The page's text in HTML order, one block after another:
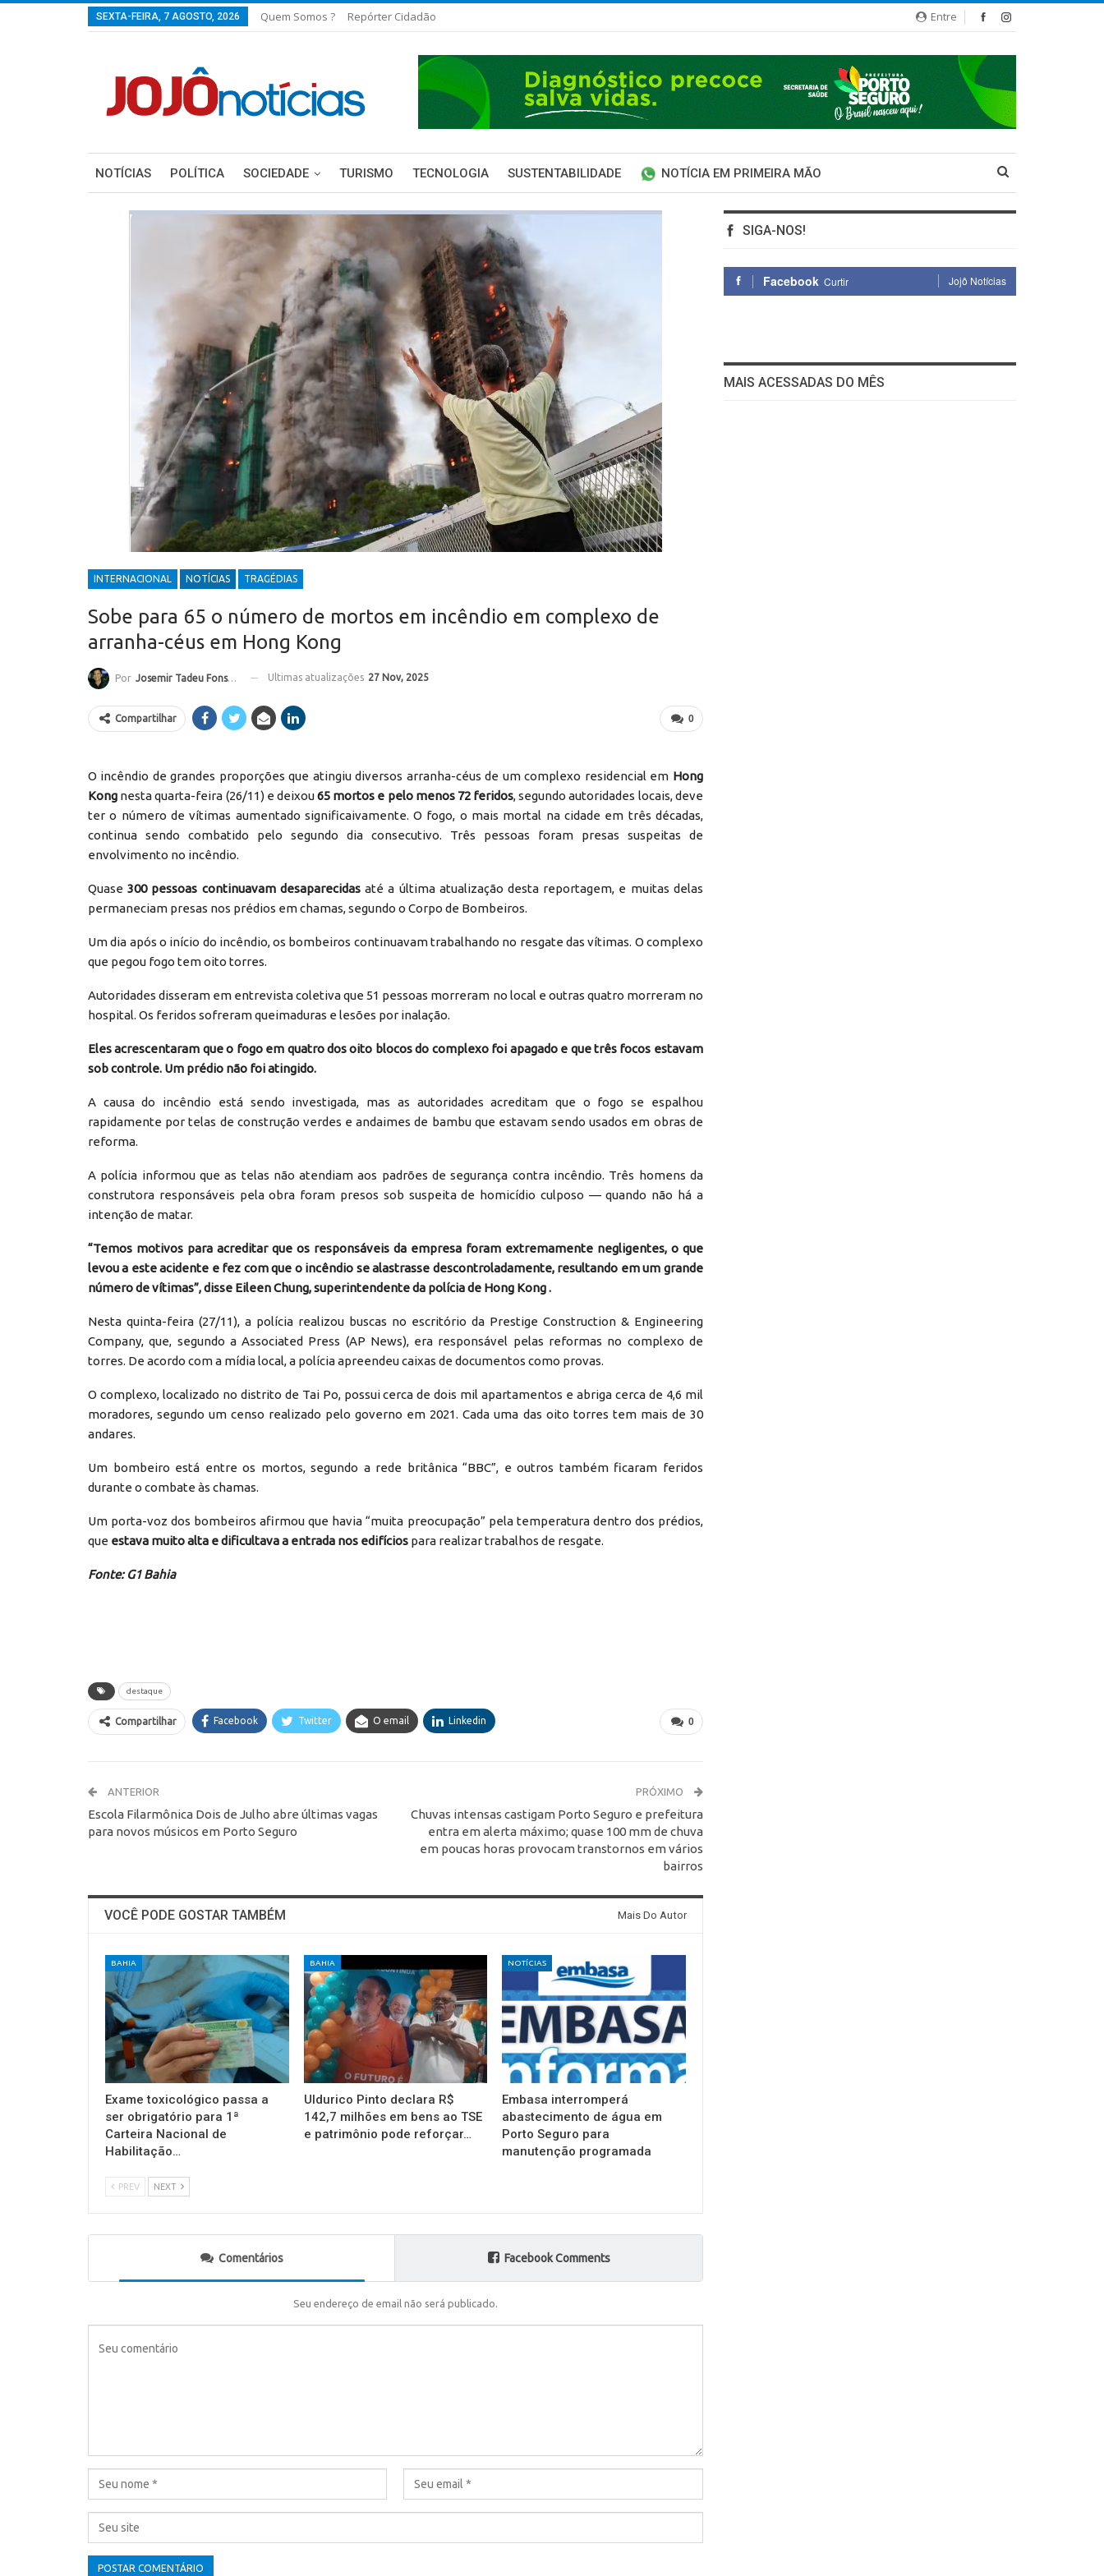
Entre
SEXTA-FEIRA, 7 AGOSTO, 2026 Quem Somos ? Repórter Cidadão
NOTÍCIAS POLÍTICA SOCIEDADE TURISMO TECNOLOGIA SUSTENTABILIDADE NOTÍCIA EM PRIMEIRA MÃO
INTERNACIONAL NOTÍCIAS TRAGÉDIAS
Sobe para 65 o número de mortos em incêndio em complexo de
arranha-céus em Hong Kong
Por Josemir Tadeu Fonseca Ultimas atualizações 27 Nov, 2025
0
Compartilhar
O incêndio de grandes proporções que atingiu diversos arranha-céus de um complexo residencial em Hong
Kong nesta quarta-feira (26/11) e deixou65 mortos e pelo menos 72 feridos, segundo autoridades locais, deve
ter o número de vítimas aumentado significaivamente. O fogo, o mais mortal na cidade em três décadas,
continua sendo combatido pelo segundo dia consecutivo. Três pessoas foram presas suspeitas de
envolvimento no incêndio.
Quase300 pessoas continuavam desaparecidasaté a última atualização desta reportagem, e muitas delas
permaneciam presas nos prédios em chamas, segundo o Corpo de Bombeiros.
Um dia após o início do incêndio, os bombeiros continuavam trabalhando no resgate das vítimas. O complexo
que pegou fogo tem oito torres.
Autoridades disseram em entrevista coletiva que 51 pessoas morreram no local e outras quatro morreram no
hospital. Os feridos sofreram queimaduras e lesões por inalação.
Eles acrescentaram que o fogo em quatro dos oito blocos do complexo foi apagado e que três focos estavam
sob controle. Um prédio não foi atingido.
A causa do incêndio está sendo investigada, mas as autoridades acreditam que o fogo se espalhou
rapidamente por telas de construção verdes e andaimes de bambu que estavam sendo usados em obras de
reforma.
A polícia informou que as telas não atendiam aos padrões de segurança contra incêndio. Três homens da
construtora responsáveis pela obra foram presos sob suspeita de homicídio culposo — quando não há a
intenção de matar.
“Temos motivos para acreditar que os responsáveis ​​da empresa foram extremamente negligentes, o que
levou a este acidente e fez com que o incêndio se alastrasse descontroladamente, resultando em um grande
número de vítimas”, disse Eileen Chung, superintendente da polícia de Hong Kong .
Nesta quinta-feira (27/11), a polícia realizou buscas no escritório da Prestige Construction & Engineering
Company, que, segundo a Associated Press (AP News), era responsável pelas reformas no complexo de
torres. De acordo com a mídia local, a polícia apreendeu caixas de documentos como provas.
O complexo, localizado no distrito de Tai Po, possui cerca de dois mil apartamentos e abriga cerca de 4,6 mil
moradores, segundo um censo realizado pelo governo em 2021. Cada uma das oito torres tem mais de 30
andares.
Um bombeiro está entre os mortos, segundo a rede britânica “BBC”, e outros também ficaram feridos
durante o combate às chamas.
Um porta-voz dos bombeiros afirmou que havia “muita preocupação” pela temperatura dentro dos prédios,
que estava muito alta e dificultava a entrada nos edifícios para realizar trabalhos de resgate.
Fonte: G1 Bahia
destaque
0
Compartilhar Facebook Twitter O email Linkedin
ANTERIOR
Escola Filarmônica Dois de Julho abre últimas vagas
para novos músicos em Porto Seguro
PRÓXIMO
Chuvas intensas castigam Porto Seguro e prefeitura
entra em alerta máximo; quase 100 mm de chuva
em poucas horas provocam transtornos em vários
bairros
VOCÊ PODE GOSTAR TAMBÉM Mais Do Autor
BAHIA
Exame toxicológico passa a
ser obrigatório para 1ª
Carteira Nacional de
Habilitação…
BAHIA
Uldurico Pinto declara R$
142,7 milhões em bens ao TSE
e patrimônio pode reforçar…
NOTÍCIAS
Embasa interromperá
abastecimento de água em
Porto Seguro para
manutenção programada
PREV NEXT
Comentários Facebook Comments
Seu endereço de email não será publicado.
SIGA-NOS!
Facebook Curtir Jojô Notícias
MAIS ACESSADAS DO MÊS